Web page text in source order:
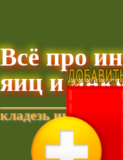
Всё про
яиц и
кладезь